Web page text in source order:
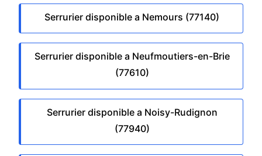
Serrurier disponible a Nemours (77140)
Serrurier disponible a Neufmoutiers-en-Brie
(77610)
Serrurier disponible a Noisy-Rudignon
(77940)